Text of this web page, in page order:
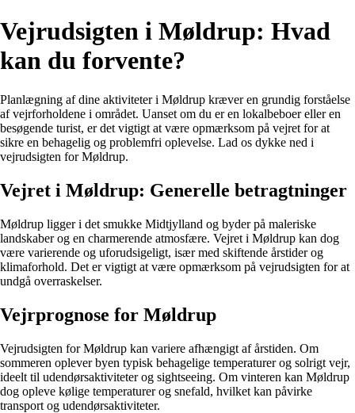
Vejrudsigten i Møldrup: Hvad
kan du forvente?
Planlægning af dine aktiviteter i Møldrup kræver en grundig forståelse
af vejrforholdene i området. Uanset om du er en lokalbeboer eller en
besøgende turist, er det vigtigt at være opmærksom på vejret for at
sikre en behagelig og problemfri oplevelse. Lad os dykke ned i
vejrudsigten for Møldrup.
Vejret i Møldrup: Generelle betragtninger
Møldrup ligger i det smukke Midtjylland og byder på maleriske
landskaber og en charmerende atmosfære. Vejret i Møldrup kan dog
være varierende og uforudsigeligt, især med skiftende årstider og
klimaforhold. Det er vigtigt at være opmærksom på vejrudsigten for at
undgå overraskelser.
Vejrprognose for Møldrup
Vejrudsigten for Møldrup kan variere afhængigt af årstiden. Om
sommeren oplever byen typisk behagelige temperaturer og solrigt vejr,
ideelt til udendørsaktiviteter og sightseeing. Om vinteren kan Møldrup
dog opleve kølige temperaturer og snefald, hvilket kan påvirke
transport og udendørsaktiviteter.